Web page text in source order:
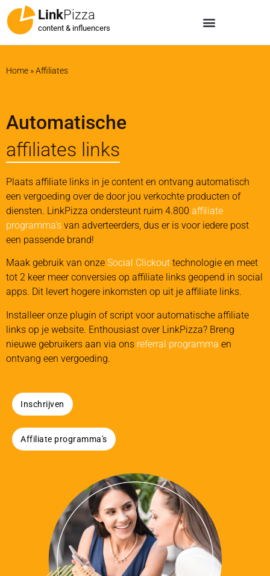
LinkPizza
content & influencers
Home »Affiliates
Automatische
affiliates links
Plaats affiliate links in je content en ontvang automatisch
een vergoeding over de door jou verkochte producten of
diensten. LinkPizza ondersteunt ruim 4.800 affiliate
programma’s van adverteerders, dus er is voor iedere post
een passende brand!
Maak gebruik van onze Social Clickout technologie en meet
tot 2 keer meer conversies op affiliate links geopend in social
apps. Dit levert hogere inkomsten op uit je affiliate links.
Installeer onze plugin of script voor automatische affiliate
links op je website. Enthousiast over LinkPizza? Breng
nieuwe gebruikers aan via ons referral programma en
ontvang een vergoeding.
Inschrijven
Affiliate programma's